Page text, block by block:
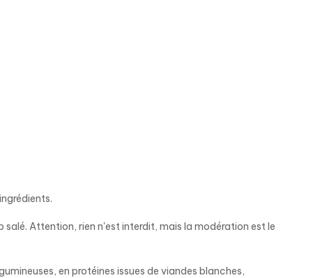
salé. Attention, rien n'est interdit, mais la modération est le
en protéines issues de viandes blanches,